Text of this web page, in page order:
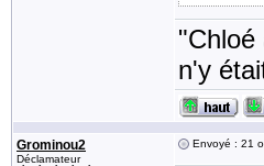
"Chloé
n'y
Grominou2
Déclamateur
Envoyé : 21